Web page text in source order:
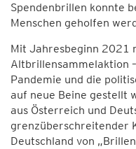
Spendenbrillen konnte
Menschen geholfen
Mit Jahresbeginn 2021
Altbrillensammelaktion
Pandemie und die
auf neue Beine gestellt
aus Österreich und
grenzüberschreitender
Deutschland von